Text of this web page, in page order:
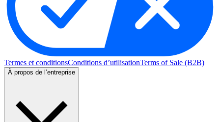
Termes et conditionsConditions d’utilisationTerms of Sale (B2B)
À propos de l’entreprise